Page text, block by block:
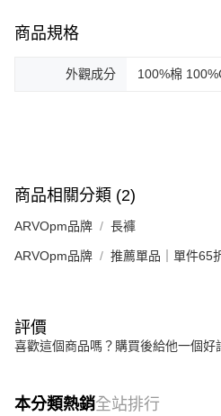
商品規格
外觀成分 100%棉
商品相關分類 (2)
ARVOpm品牌 長褲
ARVOpm品牌 推薦單品｜單件65
評價
喜歡這個商品嗎？購買後給他一個好
本分類熱銷全站排行